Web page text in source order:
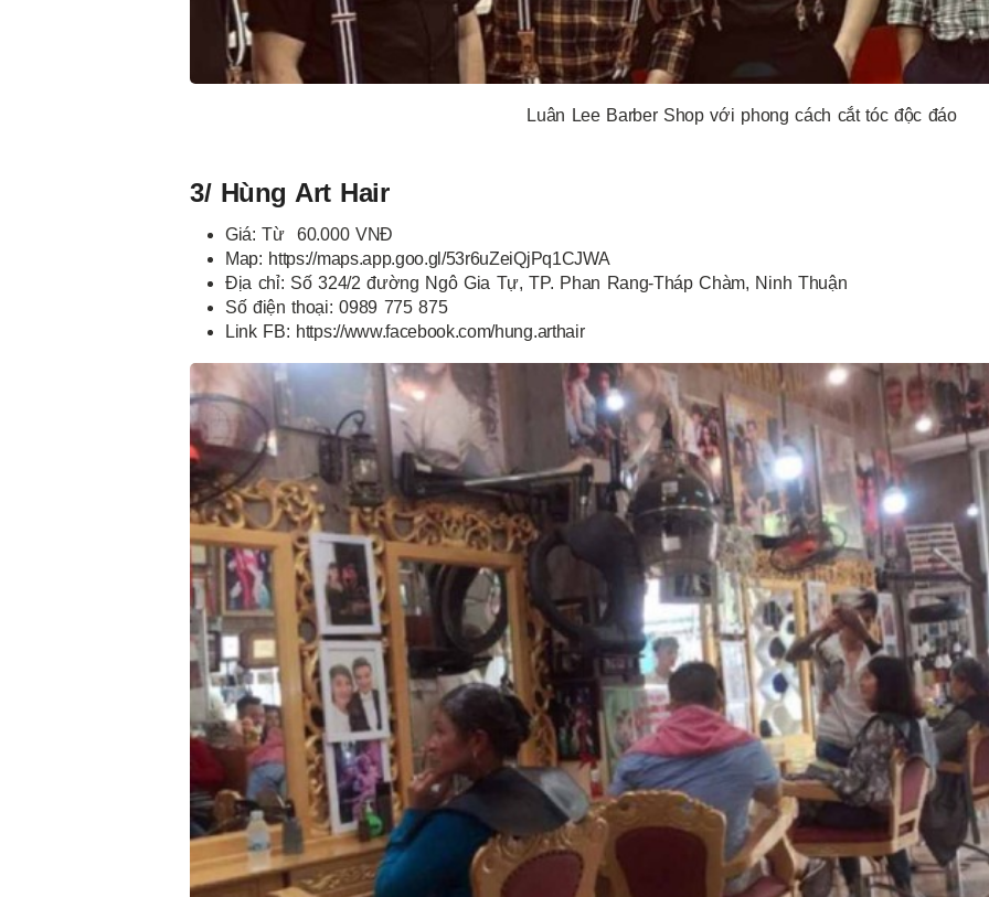
Luân Lee Barber Shop với phong cách cắt tóc độc đáo
3/ Hùng Art Hair
Giá: Từ 60.000 VNĐ
Map: https://maps.app.goo.gl/53r6uZeiQjPq1CJWA
Địa chỉ: Số 324/2 đường Ngô Gia Tự, TP. Phan Rang-Tháp Chàm, Ninh Thuận
Số điện thoại: 0989 775 875
Link FB: https://www.facebook.com/hung.arthair